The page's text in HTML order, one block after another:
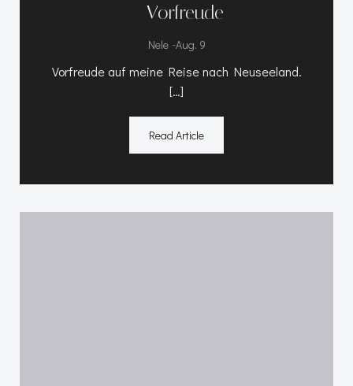
– Vorfreude
Nele -Aug. 9
Vorfreude auf meine Reise nach Neuseeland.
[…]
Read Article